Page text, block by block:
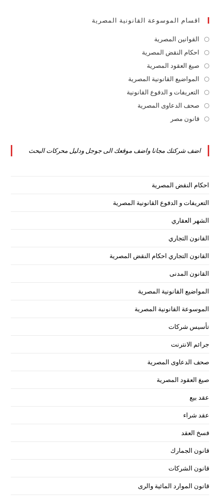
اقسام الموسوعة القانونية المصرية
القوانين المصرية
in
a
new
tab
احكام النقض المصرية
a
new
صيغ العقود المصرية
in
a
new
المواضيع القانونية المصرية
inالتعريفات و الدفوع القانونية
صحف الدعاوى المصرية
tab
قانون مصر
new
اضف شركتك مجانا واضف موقعك الى جوجل ودليل محركات البحث
احكام النقض المصرية
التعريفات و الدفوع القانونية المصرية
الشهر العقاري
القانون التجاري
القانون التجاري احكام النقض المصرية
القانون المدنى
المواضيع القانونية المصرية
الموسوعة القانونية المصرية
تأسيس شركات
جرائم الانترنت
صحف الدعاوى المصرية
صيغ العقود المصرية
عقد بيع
عقد شراء
فسخ العقد
قانون الجمارك
قانون الشركات
قانون الموارد المائية والرى